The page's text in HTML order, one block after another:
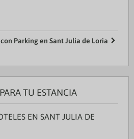
Parking en Sant Julia de Loria
TU ESTANCIA
EN SANT JULIA DE